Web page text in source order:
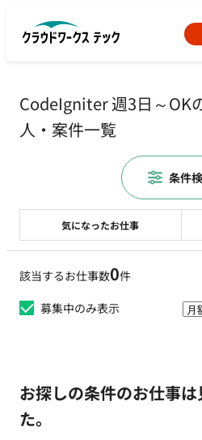
CodeIgniter 週3日～OK
人・案件一覧
該当するお仕事数0件
募集中のみ表示
お探しの条件のお仕事
た。
気になったお仕事
条件